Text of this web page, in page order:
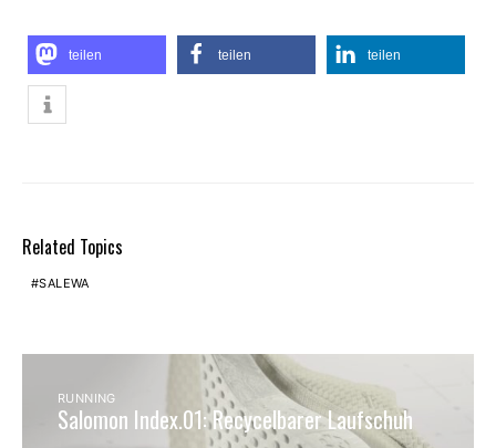
teilen teilen teilen
Related Topics
SALEWA
RUNNING
Salomon Index.01: Recycelbarer Laufschuh